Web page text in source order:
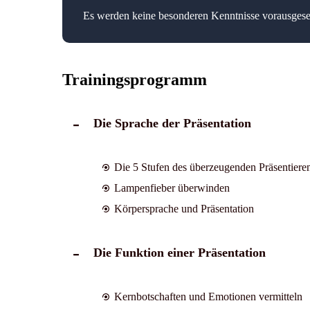
Es werden keine besonderen Kenntnisse
Trainingsprogramm
Die Sprache der Präsentation
Die 5 Stufen des überzeugenden
Lampenfieber überwinden
Körpersprache und Präsentation
Die Funktion einer Präsentation
Kernbotschaften und Emotionen vermitteln